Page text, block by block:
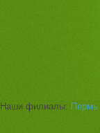
Наши филиалы: Пермь